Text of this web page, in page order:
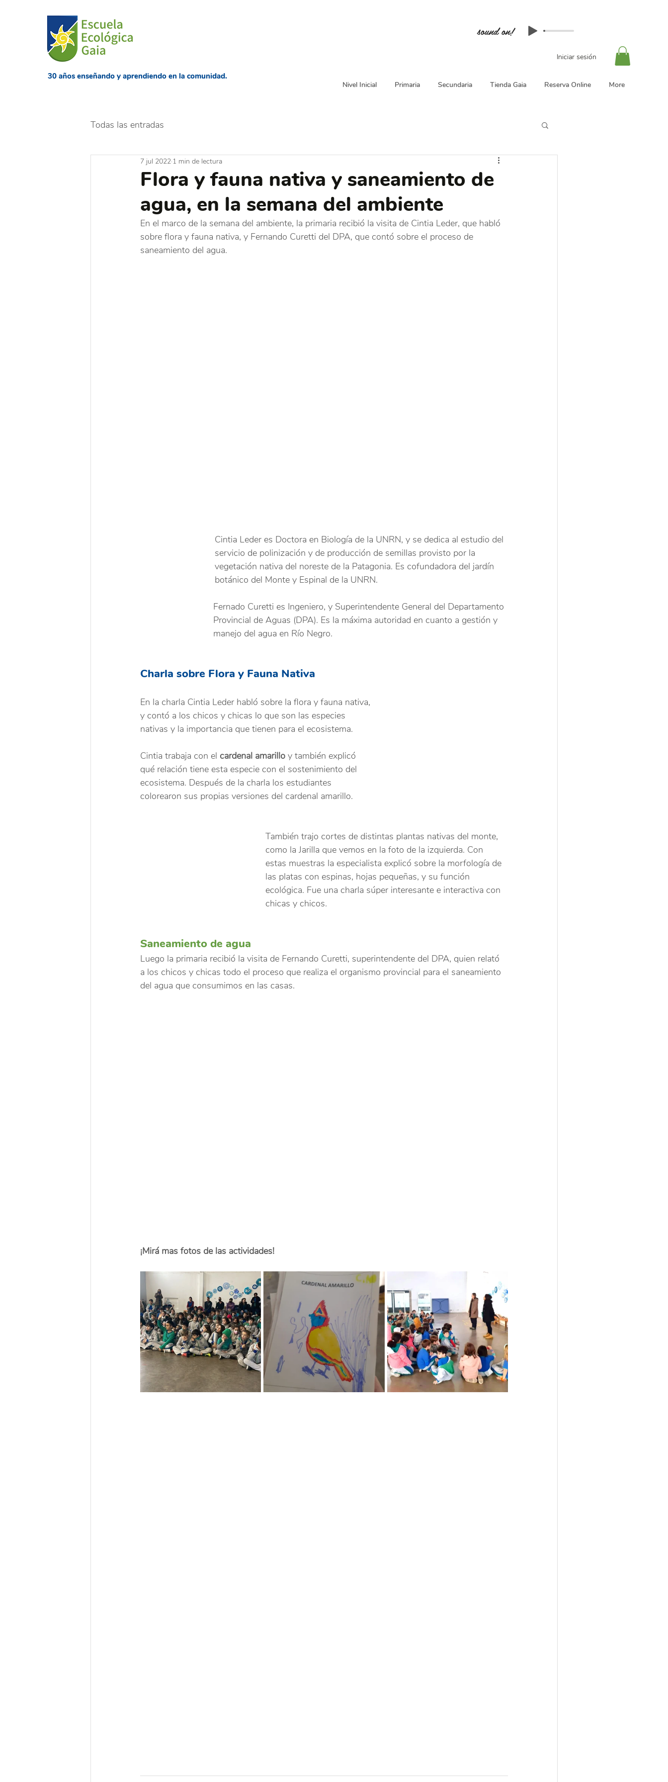
​30 años enseñando y aprendiendo en la comunidad.
sound on!
Iniciar sesión
Nivel Inicial Primaria Secundaria Tienda Gaia Reserva Online More
Todas las entradas
Flora y fauna nativa y saneamiento de
agua, en la semana del ambiente
7 jul 2022 1 min de lectura
En el marco de la semana del ambiente, la primaria recibió la visita de Cintia Leder, que habló
sobre flora y fauna nativa, y Fernando Curetti del DPA, que contó sobre el proceso de
saneamiento del agua.
Cintia Leder es Doctora en Biología de la UNRN, y se dedica al estudio del
servicio de polinización y de producción de semillas provisto por la
vegetación nativa del noreste de la Patagonia. Es cofundadora del jardín
botánico del Monte y Espinal de la UNRN.
Fernado Curetti es Ingeniero, y Superintendente General del Departamento
Provincial de Aguas (DPA). Es la máxima autoridad en cuanto a gestión y
manejo del agua en Río Negro.
Charla sobre Flora y Fauna Nativa
En la charla Cintia Leder habló sobre la flora y fauna nativa,
y contó a los chicos y chicas lo que son las especies
nativas y la importancia que tienen para el ecosistema.
Cintia trabaja con el cardenal amarillo y también explicó
qué relación tiene esta especie con el sostenimiento del
ecosistema. Después de la charla los estudiantes
colorearon sus propias versiones del cardenal amarillo.
También trajo cortes de distintas plantas nativas del monte,
como la Jarilla que vemos en la foto de la izquierda. Con
estas muestras la especialista explicó sobre la morfología de
las platas con espinas, hojas pequeñas, y su función
ecológica. Fue una charla súper interesante e interactiva con
chicas y chicos.
Saneamiento de agua
Luego la primaria recibió la visita de Fernando Curetti, superintendente del DPA, quien relató
a los chicos y chicas todo el proceso que realiza el organismo provincial para el saneamiento
del agua que consumimos en las casas.
¡Mirá mas fotos de las actividades!